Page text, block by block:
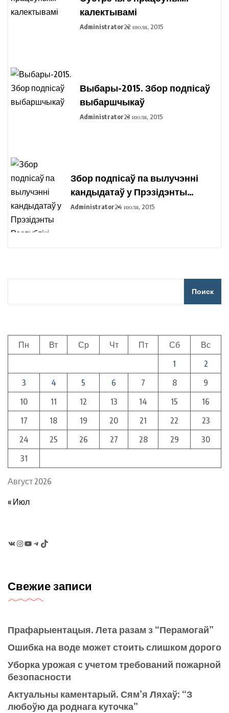
калектывамі
Administrator22 июля, 2015
Выбары-2015. Збор подпісаў
выбаршчыкаў
Administrator23 июля, 2015
Збор подпісаў па вылучэнні
кандыдатаў у Прэзідэнты
Рэспублікі Беларусь праходзіць
Administrator24 июля, 2015
Поиск
Август 2026
Пн Вт Ср Чт Пт Сб
Вс
1
2
3
4 5 6 7 8
9
10
11 12 13 14 15
16
17
18 19 20 21 22
23
24
25 26 27 28 29
30
31
« Июл
Instagram
YouTubeTelegram
TikTok
Свежие записи
Прафарыентацыя. Лета разам з “Перамогай”
Ошибка на воде может стоить слишком дорого
Уборка урожая с учетом требований пожарной
безопасности
Актуальны каментарый. Сям’я Ляхаў: “З
любоўю да роднага куточка”